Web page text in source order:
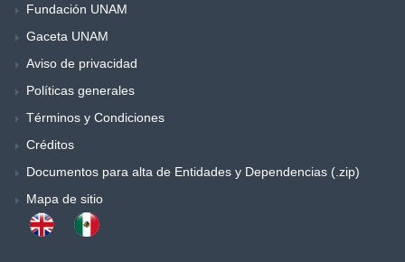
Fundación UNAM
Gaceta UNAM
Aviso de privacidad
Políticas generales
Términos y Condiciones
Créditos
Documentos para alta de Entidades y Dependencias (.zip)
Mapa de sitio